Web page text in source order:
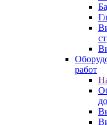
работ